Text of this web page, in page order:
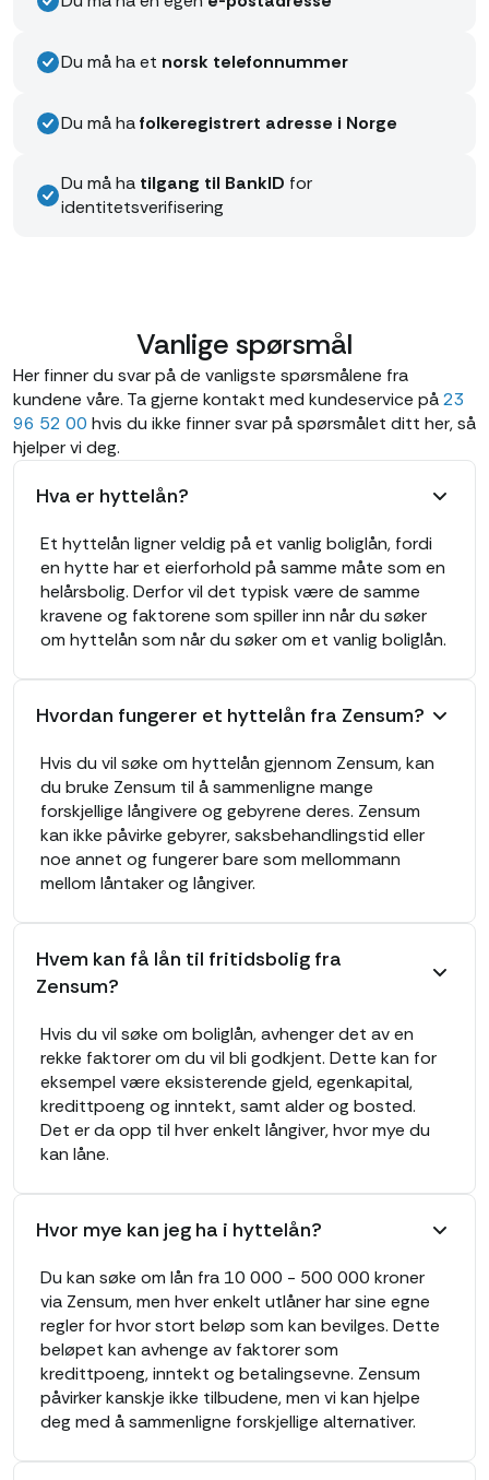
Du må ha et norsk telefonnummer
Du må hafolkeregistrert adresse i Norge
Du må ha tilgang til BankID for
identitetsverifisering
Vanlige spørsmål
Her finner du svar på de vanligste spørsmålene fra
kundene våre. Ta gjerne kontakt med kundeservice på23
96 52 00 hvis du ikke finner svar på spørsmålet ditt her, så
hjelper vi deg.
Hva er hyttelån?
Et hyttelån ligner veldig på et vanlig boliglån, fordi
en hytte har et eierforhold på samme måte som en
helårsbolig. Derfor vil det typisk være de samme
kravene og faktorene som spiller inn når du søker
om hyttelån som når du søker om et vanlig boliglån.
Hvordan fungerer et hyttelån fra Zensum?
Hvis du vil søke om hyttelån gjennom Zensum, kan
du bruke Zensum til å sammenligne mange
forskjellige långivere og gebyrene deres. Zensum
kan ikke påvirke gebyrer, saksbehandlingstid eller
noe annet og fungerer bare som mellommann
mellom låntaker og långiver.
Hvem kan få lån til fritidsbolig fra
Zensum?
Hvis du vil søke om boliglån, avhenger det av en
rekke faktorer om du vil bli godkjent. Dette kan for
eksempel være eksisterende gjeld, egenkapital,
kredittpoeng og inntekt, samt alder og bosted.
Det er da opp til hver enkelt långiver, hvor mye du
kan låne.
Hvor mye kan jeg ha i hyttelån?
Du kan søke om lån fra 10 000 - 500 000 kroner
via Zensum, men hver enkelt utlåner har sine egne
regler for hvor stort beløp som kan bevilges. Dette
beløpet kan avhenge av faktorer som
kredittpoeng, inntekt og betalingsevne. Zensum
påvirker kanskje ikke tilbudene, men vi kan hjelpe
deg med å sammenligne forskjellige alternativer.